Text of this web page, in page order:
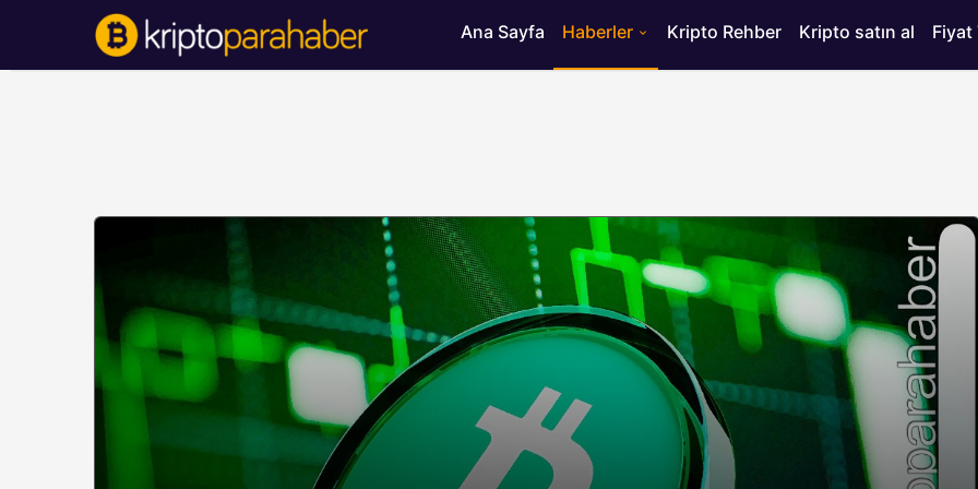
Ana Sayfa Haberler Kripto Rehber Kripto satın al Fiyat
BITCOIN HABERLERI HABERLER